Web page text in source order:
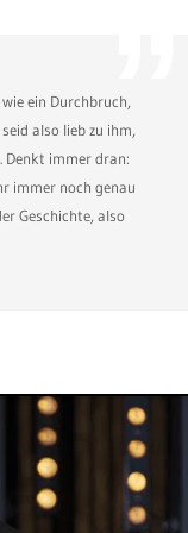
ein Durchbruch,
also lieb zu ihm,
Denkt immer dran:
immer noch genau
Geschichte, also